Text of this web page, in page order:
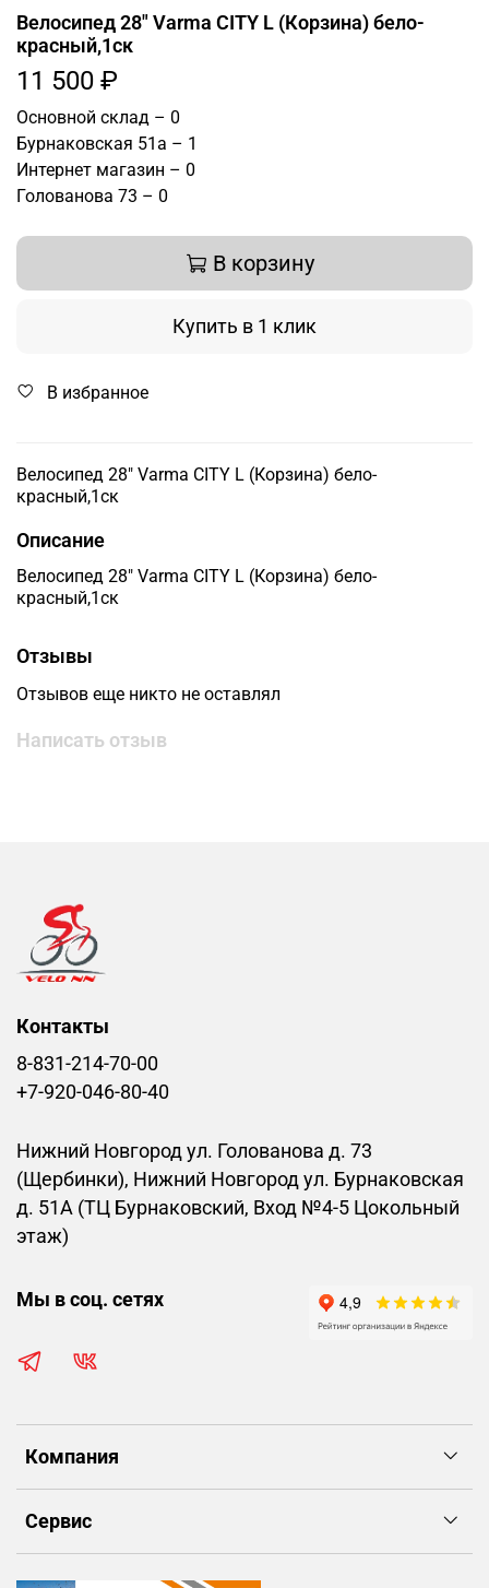
Велосипед 28" Varma CITY L (Корзина) бело-
красный,1ск
11 500 ₽
Основной склад – 0
Бурнаковская 51а – 1
Интернет магазин – 0
Голованова 73 – 0
В корзину
Купить в 1 клик
В избранное
Велосипед 28" Varma CITY L (Корзина) бело-
красный,1ск
Описание
Велосипед 28" Varma CITY L (Корзина) бело-
красный,1ск
Отзывы
Отзывов еще никто не оставлял
Написать отзыв
Компания
Сервис
Контакты
8-831-214-70-00
+7-920-046-80-40
Нижний Новгород ул. Голованова д. 73
(Щербинки), Нижний Новгород ул. Бурнаковская
д. 51А (ТЦ Бурнаковский, Вход №4-5 Цокольный
этаж)
Мы в соц. сетях